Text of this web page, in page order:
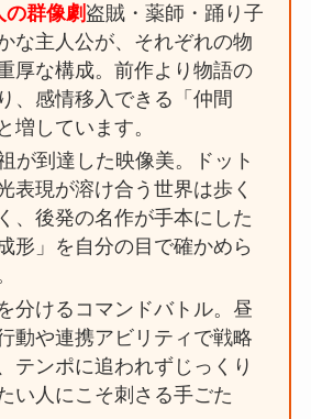
群像劇盗賊・薬師・踊り子
な主人公が、それぞれの物
厚な構成。前作より物語の
、感情移入できる「仲間
増しています。
が到達した映像美。ドット
表現が溶け合う世界は歩く
、後発の名作が手本にした
形」を自分の目で確かめら
分けるコマンドバトル。昼
動や連携アビリティで戦略
テンポに追われずじっくり
い人にこそ刺さる手ごた